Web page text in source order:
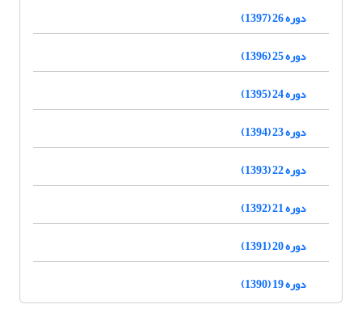
دوره 26 (1397)
دوره 25 (1396)
دوره 24 (1395)
دوره 23 (1394)
دوره 22 (1393)
دوره 21 (1392)
دوره 20 (1391)
دوره 19 (1390)